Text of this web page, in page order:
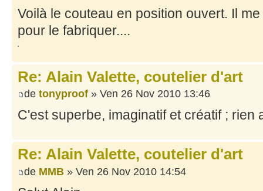
Voilà le couteau en position ouvert. Il
pour le fabriquer....
Re: Alain Valette, coutelier d'art
de tonyproof » Ven 26 Nov 2010 13:46
C'est superbe, imaginatif et créatif ; rien
Re: Alain Valette, coutelier d'art
de MMB » Ven 26 Nov 2010 14:54